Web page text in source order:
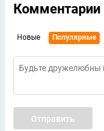
Комментарии
Новые Популярные
Отправить